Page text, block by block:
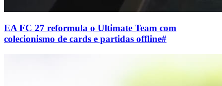
EA FC 27 reformula o Ultimate Team com
colecionismo de cards e partidas offline#